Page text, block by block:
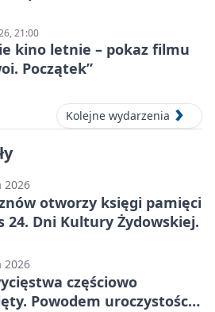
21:00
kino letnie – pokaz filmu
Początek”
Kolejne wydarzenia
2026
znów otworzy księgi pamięci
24. Dni Kultury Żydowskiej.
2026
częściowo
Powodem uroczystości